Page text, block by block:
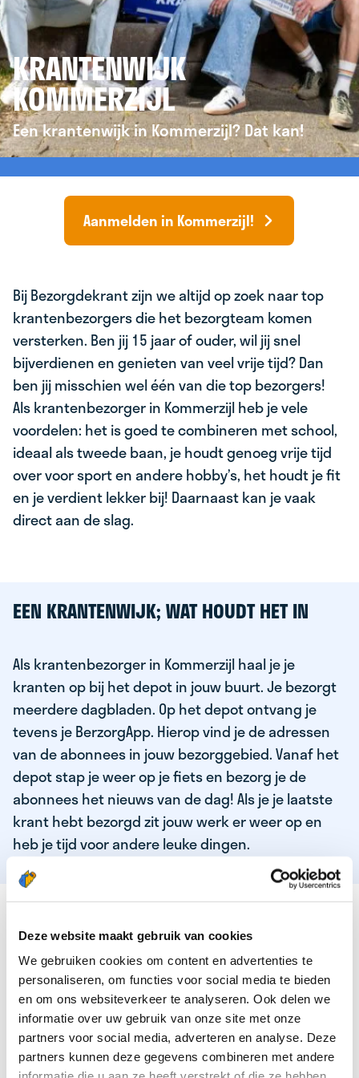
Deze website maakt gebruik van cookies
We gebruiken cookies om content en advertenties te
personaliseren, om functies voor social media te bieden
en om ons websiteverkeer te analyseren. Ook delen we
informatie over uw gebruik van onze site met onze
partners voor social media, adverteren en analyse. Deze
partners kunnen deze gegevens combineren met andere
KRANTENWIJK
KOMMERZIJL
Een krantenwijk in Kommerzijl? Dat kan!
Aanmelden in Kommerzijl!
Bij Bezorgdekrant zijn we altijd op zoek naar top
krantenbezorgers die het bezorgteam komen
versterken. Ben jij 15 jaar of ouder, wil jij snel
bijverdienen en genieten van veel vrije tijd? Dan
ben jij misschien wel één van die top bezorgers!
Als krantenbezorger in Kommerzijl heb je vele
voordelen: het is goed te combineren met school,
ideaal als tweede baan, je houdt genoeg vrije tijd
over voor sport en andere hobby’s, het houdt je fit
en je verdient lekker bij! Daarnaast kan je vaak
direct aan de slag.
EEN KRANTENWIJK; WAT HOUDT HET IN
Als krantenbezorger in Kommerzijl haal je je
kranten op bij het depot in jouw buurt. Je bezorgt
meerdere dagbladen. Op het depot ontvang je
tevens je BerzorgApp. Hierop vind je de adressen
van de abonnees in jouw bezorggebied. Vanaf het
depot stap je weer op je fiets en bezorg je de
abonnees het nieuws van de dag! Als je je laatste
krant hebt bezorgd zit jouw werk er weer op en
heb je tijd voor andere leuke dingen.
DEZE KWALITEITEN HEEFT ONZE TOP
KRANTENBEZORGER
Je bent verantwoordelijk en zelfstandig
Je houdt van lekker bewegen in de frisse lucht
Je houdt vooral van fijn werk dat lekker bijverdient!
Je wordt blij van het bezorgen van het laatste nieuws